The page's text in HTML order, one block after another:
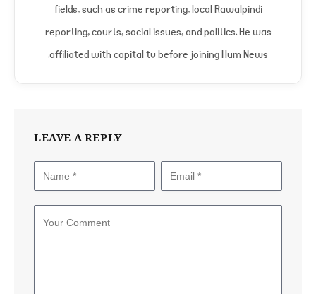
fields, such as crime reporting, local Rawalpindi
reporting, courts, social issues, and politics. He was
affiliated with capital tv before joining Hum News.
LEAVE A REPLY